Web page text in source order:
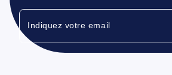
Indiquez votre email